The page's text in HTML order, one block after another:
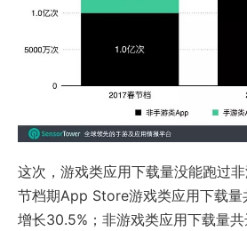
这次，游戏类应用下载量没能跑过
节档期App Store游戏类应用下载
增长30.5%；非游戏类应用下载量